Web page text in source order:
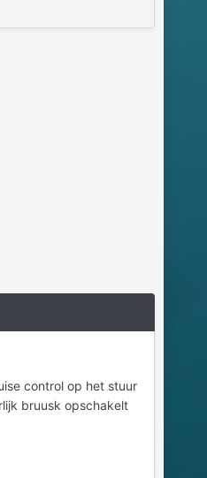
control op het stuur
bruusk opschakelt